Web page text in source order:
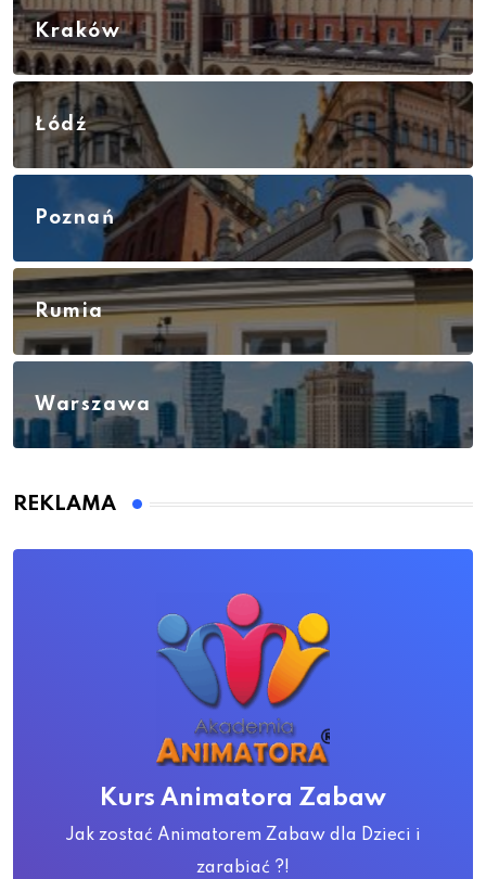
Kraków
Łódź
Poznań
Rumia
Warszawa
REKLAMA
Kurs Animatora Zabaw
Jak zostać Animatorem Zabaw dla Dzieci i
zarabiać ?!